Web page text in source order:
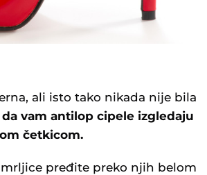
ali isto tako nikada nije bila
vam antilop cipele izgledaju
četkicom.
pređite preko njih belom